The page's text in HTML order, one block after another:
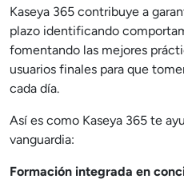
Kaseya 365 contribuye a
plazo identificando
fomentando las mejores
usuarios finales para que
cada día.
Así es como Kaseya 365 te
vanguardia:
Formación integrada en